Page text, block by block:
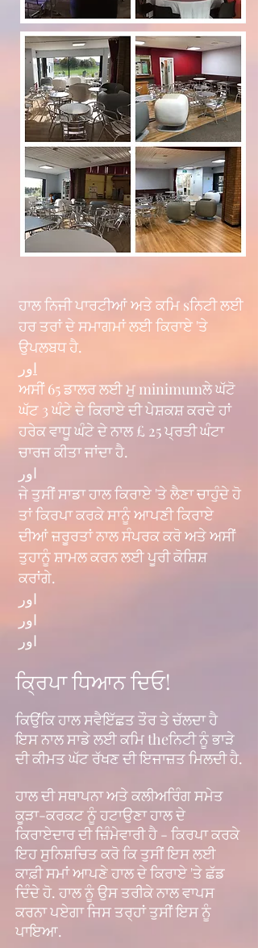
ਕ੍ਰਿਪਾ ਧਿਆਨ ਦਿਓ!
ਕਿਉਂਕਿ ਹਾਲ ਸਵੈਇੱਛਤ ਤੌਰ ਤੇ ਚੱਲਦਾ ਹੈ
ਇਸ ਨਾਲ ਸਾਡੇ ਲਈ ਕਮਿ theਨਿਟੀ ਨੂੰ ਭਾੜੇ
ਦੀ ਕੀਮਤ ਘੱਟ ਰੱਖਣ ਦੀ ਇਜਾਜ਼ਤ ਮਿਲਦੀ ਹੈ.
ਹਾਲ ਦੀ ਸਥਾਪਨਾ ਅਤੇ ਕਲੀਅਰਿੰਗ ਸਮੇਤ
ਕੂੜਾ-ਕਰਕਟ ਨੂੰ ਹਟਾਉਣਾ ਹਾਲ ਦੇ
ਕਿਰਾਏਦਾਰ ਦੀ ਜ਼ਿੰਮੇਵਾਰੀ ਹੈ - ਕਿਰਪਾ ਕਰਕੇ
ਇਹ ਸੁਨਿਸ਼ਚਿਤ ਕਰੋ ਕਿ ਤੁਸੀਂ ਇਸ ਲਈ
ਕਾਫ਼ੀ ਸਮਾਂ ਆਪਣੇ ਹਾਲ ਦੇ ਕਿਰਾਏ 'ਤੇ ਛੱਡ
ਦਿੰਦੇ ਹੋ. ਹਾਲ ਨੂੰ ਉਸ ਤਰੀਕੇ ਨਾਲ ਵਾਪਸ
ਕਰਨਾ ਪਏਗਾ ਜਿਸ ਤਰ੍ਹਾਂ ਤੁਸੀਂ ਇਸ ਨੂੰ
ਪਾਇਆ.
ਹਾਲ ਨਿਜੀ ਪਾਰਟੀਆਂ ਅਤੇ ਕਮਿ sਨਿਟੀ ਲਈ
ਹਰ ਤਰਾਂ ਦੇ ਸਮਾਗਮਾਂ ਲਈ ਕਿਰਾਏ 'ਤੇ
ਉਪਲਬਧ ਹੈ.
اور
ਅਸੀਂ 65 ਡਾਲਰ ਲਈ ਮੁ minimumਲੇ ਘੱਟੋ
ਘੱਟ 3 ਘੰਟੇ ਦੇ ਕਿਰਾਏ ਦੀ ਪੇਸ਼ਕਸ਼ ਕਰਦੇ ਹਾਂ
ਹਰੇਕ ਵਾਧੂ ਘੰਟੇ ਦੇ ਨਾਲ £ 25 ਪ੍ਰਤੀ ਘੰਟਾ
ਚਾਰਜ ਕੀਤਾ ਜਾਂਦਾ ਹੈ.
اور
ਜੇ ਤੁਸੀਂ ਸਾਡਾ ਹਾਲ ਕਿਰਾਏ 'ਤੇ ਲੈਣਾ ਚਾਹੁੰਦੇ ਹੋ
ਤਾਂ ਕਿਰਪਾ ਕਰਕੇ ਸਾਨੂੰ ਆਪਣੀ ਕਿਰਾਏ
ਦੀਆਂ ਜ਼ਰੂਰਤਾਂ ਨਾਲ ਸੰਪਰਕ ਕਰੋ ਅਤੇ ਅਸੀਂ
ਤੁਹਾਨੂੰ ਸ਼ਾਮਲ ਕਰਨ ਲਈ ਪੂਰੀ ਕੋਸ਼ਿਸ਼
ਕਰਾਂਗੇ.
اور
اور
اور